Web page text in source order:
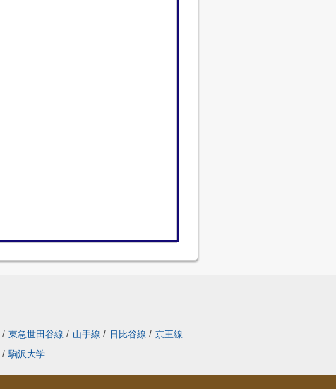
/ 東急世田谷線 / 山手線 / 日比谷線 / 京王線
/ 駒沢大学